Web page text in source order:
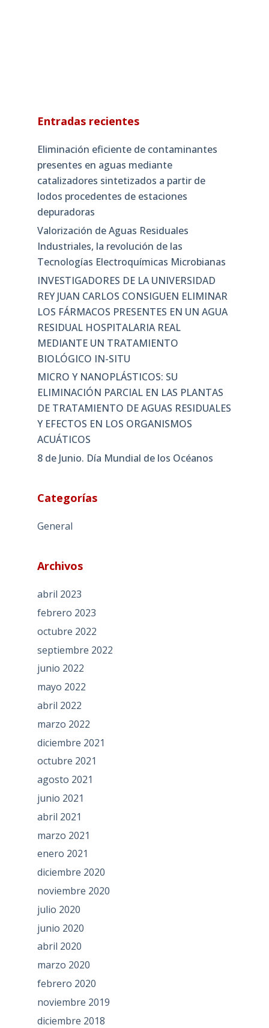
Entradas recientes
Eliminación eficiente de contaminantes
presentes en aguas mediante
catalizadores sintetizados a partir de
lodos procedentes de estaciones
depuradoras
Valorización de Aguas Residuales
Industriales, la revolución de las
Tecnologías Electroquímicas Microbianas
INVESTIGADORES DE LA UNIVERSIDAD
REY JUAN CARLOS CONSIGUEN ELIMINAR
LOS FÁRMACOS PRESENTES EN UN AGUA
RESIDUAL HOSPITALARIA REAL
MEDIANTE UN TRATAMIENTO
BIOLÓGICO IN-SITU
MICRO Y NANOPLÁSTICOS: SU
ELIMINACIÓN PARCIAL EN LAS PLANTAS
DE TRATAMIENTO DE AGUAS RESIDUALES
Y EFECTOS EN LOS ORGANISMOS
ACUÁTICOS
8 de Junio. Día Mundial de los Océanos
Categorías
General
Archivos
abril 2023
febrero 2023
octubre 2022
septiembre 2022
junio 2022
mayo 2022
abril 2022
marzo 2022
diciembre 2021
octubre 2021
agosto 2021
junio 2021
abril 2021
marzo 2021
enero 2021
diciembre 2020
noviembre 2020
julio 2020
junio 2020
abril 2020
marzo 2020
febrero 2020
noviembre 2019
diciembre 2018